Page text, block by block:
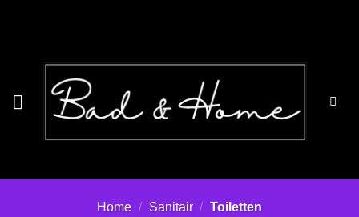
Home / Sanitair / Toiletten